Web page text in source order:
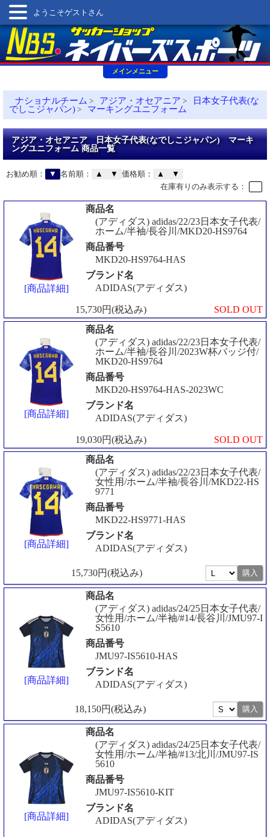
メインメニュー
ようこそゲストさん
ナショナルチーム > アジア・オセアニア >
日本女子代表(な
でしこジャパン) > マーキングユニフォーム
アジア・オセアニア 日本女子代表(なでしこジャパン) マーキ
ングユニフォーム 商品一覧
お勧め順： ▼ 名前順： ▲ ▼ 価格順： ▲
▼
在庫有りのみ表示する：
[商品詳細]
商品名
(アディダス) adidas/22/23日本女子代表/
ホーム/半袖/長谷川/MKD20-HS9764
商品番号
MKD20-HS9764-HAS
ブランド名
ADIDAS(アディダス)
15,730円(税込み) SOLD OUT
[商品詳細]
商品名
(アディダス) adidas/22/23日本女子代表/
ホーム/半袖/長谷川/2023W杯バッジ付/
MKD20-HS9764
商品番号
MKD20-HS9764-HAS-2023WC
ブランド名
ADIDAS(アディダス)
19,030円(税込み) SOLD OUT
[商品詳細]
商品名
(アディダス) adidas/22/23日本女子代表/
女性用/ホーム/半袖/長谷川/MKD22-HS
9771
商品番号
MKD22-HS9771-HAS
ブランド名
ADIDAS(アディダス)
15,730円(税込み)
[商品詳細]
商品名
(アディダス) adidas/24/25日本女子代表/
女性用/ホーム/半袖/#14/長谷川/JMU97-I
S5610
商品番号
JMU97-IS5610-HAS
ブランド名
ADIDAS(アディダス)
18,150円(税込み)
[商品詳細]
商品名
(アディダス) adidas/24/25日本女子代表/
女性用/ホーム/半袖/#13/北川/JMU97-IS
5610
商品番号
JMU97-IS5610-KIT
ブランド名
ADIDAS(アディダス)